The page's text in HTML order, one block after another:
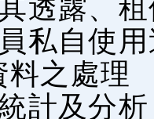
透露、
私自使
料之處理
計及分析